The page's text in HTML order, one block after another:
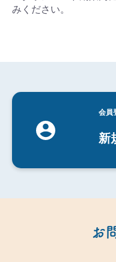
みください。
会員
新
お